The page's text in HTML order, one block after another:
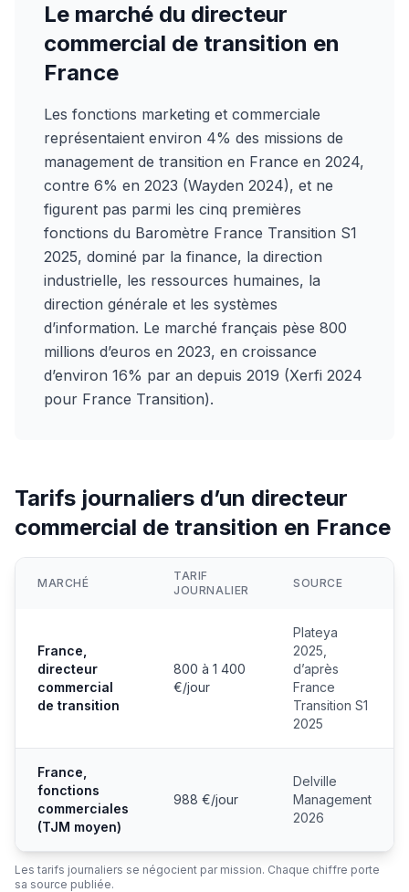
Le marché du directeur
commercial de transition en
France
Les fonctions marketing et commerciale
représentaient environ 4% des missions de
management de transition en France en 2024,
contre 6% en 2023 (Wayden 2024), et ne
figurent pas parmi les cinq premières
fonctions du Baromètre France Transition S1
2025, dominé par la finance, la direction
industrielle, les ressources humaines, la
direction générale et les systèmes
d’information. Le marché français pèse 800
millions d’euros en 2023, en croissance
d’environ 16% par an depuis 2019 (Xerfi 2024
pour France Transition).
Tarifs journaliers d’un directeur
commercial de transition en France
MARCHÉ
TARIF
JOURNALIER
SOURCE
France,
directeur
commercial
de transition
800 à 1 400
€/jour
Plateya
2025,
d’après
France
Transition S1
2025
France,
fonctions
commerciales
(TJM moyen)
988 €/jour
Delville
Management
2026
Les tarifs journaliers se négocient par mission. Chaque chiffre porte
sa source publiée.